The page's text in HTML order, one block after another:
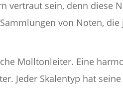
vertraut sein, denn diese
von Noten, die
Molltonleiter. Eine
Jeder Skalentyp hat seine